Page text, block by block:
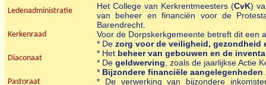
Ledenadministratie
Kerkenraad
Diaconaat
Pastoraat
Het College van Kerkrentmeesters (CvK)
van beheer en financiën voor de
Barendrecht.
Voor de Dorpskerkgemeente betreft dit een
* De zorg voor de veiligheid, gezondheid
* Het beheer van gebouwen en de
* De geldwerving , zoals de jaarlijkse Actie
* Bijzondere financiële aangelegenheden
* De verwerking van bijzondere